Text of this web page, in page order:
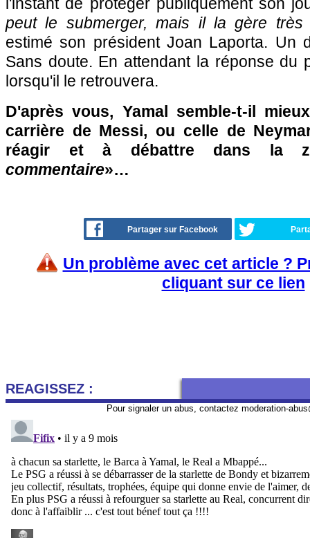
peut le submerger, mais il la gère très
estimé son président Joan Laporta. Un
Sans doute. En attendant la réponse du
lorsqu'il le retrouvera.
D'après vous, Yamal semble-t-il
carrière de Messi, ou celle de
réagir et à débattre dans la
commentaire»…
Partager sur Facebook
Un problème avec cet article ?
cliquant sur ce lien
REAGISSEZ :
Pour signaler un abus, contactez moderation-